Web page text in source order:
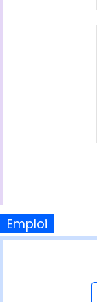
Emploi